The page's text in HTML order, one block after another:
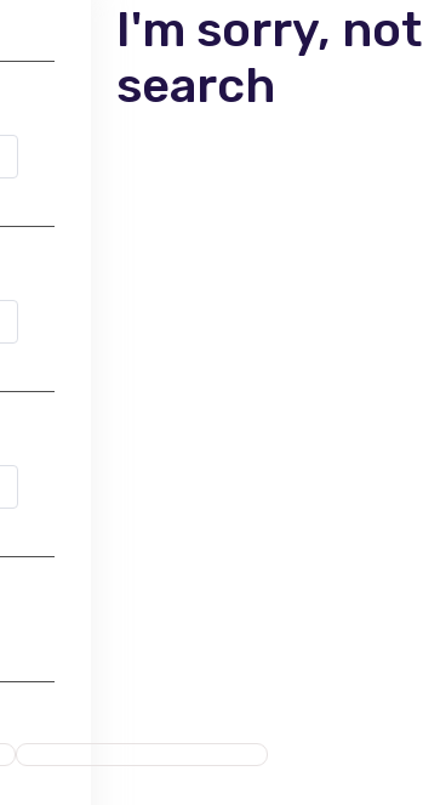
I'm sorry,
search